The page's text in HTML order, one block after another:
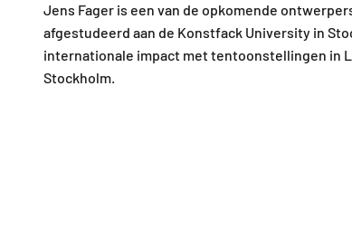
Jens Fager is een van de opkomende
afgestudeerd aan de Konstfack University in
internationale impact met tentoonstellingen in
Stockholm.